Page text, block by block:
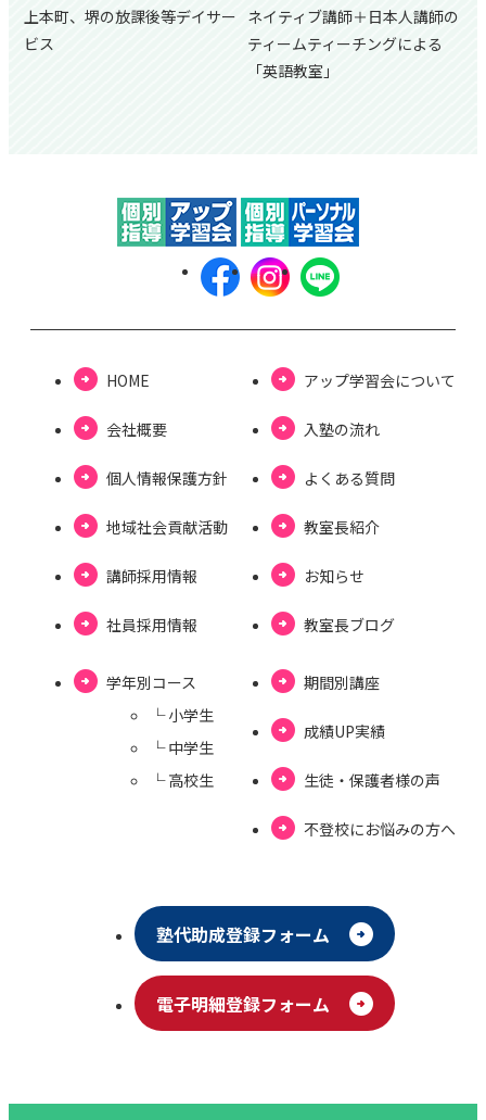
上本町、堺の放課後等デイサー
ビス
ネイティブ講師＋日本人講師の
ティームティーチングによる
「英語教室」
HOME
会社概要
個⼈情報保護⽅針
地域社会貢献活動
講師採用情報
社員採用情報
アップ学習会について
⼊塾の流れ
よくある質問
教室長紹介
お知らせ
教室⻑ブログ
学年別コース
└ ⼩学⽣
└ 中学⽣
└ ⾼校⽣
期間別講座
成績UP実績
⽣徒・保護者様の声
不登校にお悩みの⽅へ
塾代助成登録フォーム
電⼦明細登録フォーム